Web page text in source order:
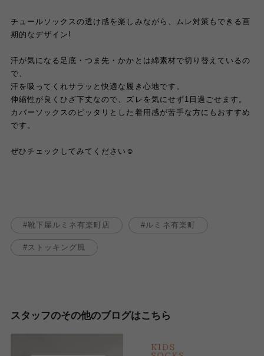
チュールソックスの透け感を楽しみながら、ムレ対策もできる画
期的なデザイン!
汗が気になる足底・つま先・かかとは綿素材で切り替えているの
で、
汗を吸ってくれサラッと快適な履き心地です。
伸縮性が良くひざ下丈なので、ズレを気にせず1日過ごせます。
カバーソックスのピッタリとした着用感が苦手な方にもおすすめ
です。
ぜひチェックしてみてください☺︎
靴下屋ルミネ有楽町店 ルミネ有楽町
ストッキング風
スタッフのその他のブログはこちら